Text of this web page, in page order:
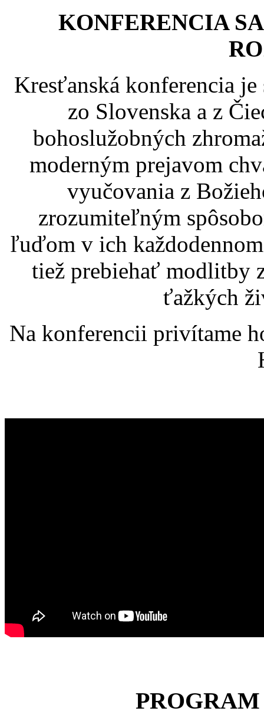
KONFERENCIA
Kresťanská konferencia
zo Slovenska a z
bohoslužobných
moderným prejavom
vyučovania z
zrozumiteľným
ľuďom v ich
tiež prebiehať modlitby
ťažkých
Na konferencii privítame